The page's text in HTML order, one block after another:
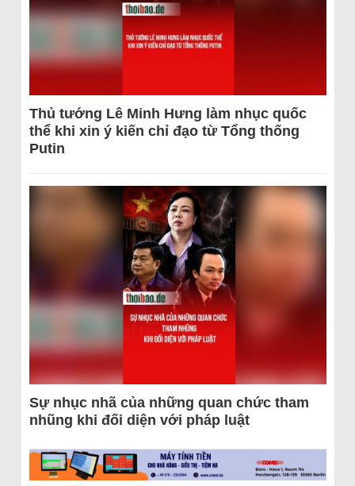
Thủ tướng Lê Minh Hưng làm nhục quốc
thể khi xin ý kiến chỉ đạo từ Tổng thống
Putin
Sự nhục nhã của những quan chức tham
nhũng khi đối diện với pháp luật